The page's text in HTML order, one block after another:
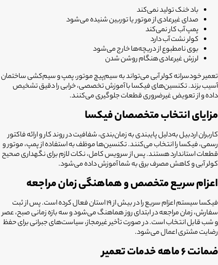
باد خنک تولید نمی‌کند
صدای غیرعادی از موتور یا توربین شنیده می‌شود
پمپ آب کار نمی‌کند
کولر نشت آب دارد
بوی نامطبوع از دریچه‌ها خارج می‌شود
لرزش غیرعادی هنگام روشن شدن
تعمیر خودسرانه کولر آبی می‌تواند به سیم‌پیچ موتور، پمپ و سیم‌کشی ساختمان
آسیب بزند. تکنسین‌های فیکسا با آموزش تخصصی، خرابی را دقیق تشخیص
داده و از تعویض غیرضروری قطعات جلوگیری می‌کنند.
مزایای انتخاب متخصصان فیکسا
کاربران اردبیل به‌دلیل پایبندی به زمان‌بندی، شفافیت در روند کار و ارائه فاکتور
رسمی، فیکسا را انتخاب می‌کنند. تکنسین‌ها موظف به استفاده از پمپ، موتور و
قطعات استاندارد هستند. پس از سرویس کامل، نکات لازم برای نگهداری صحیح
کولر آبی و کاهش مصرف برق به شما آموزش داده می‌شود.
اعزام سریع متخصص و هماهنگی زمان مراجعه
فیکسا سیستم اعزام سریع را در بیش از ۱۹ استان فعال کرده است. پس از ثبت
سفارش، زمان مراجعه در ابتدای روز هماهنگ می‌شود و سه بازه زمانی صبح، عصر
و شب قابل انتخاب است. در صورت تأخیر غیرمجاز، سیاست‌های جبرانی برای حفظ
رضایت مشتری اعمال می‌شود.
ضمانت ۶ ماهه خدمات تعمیر